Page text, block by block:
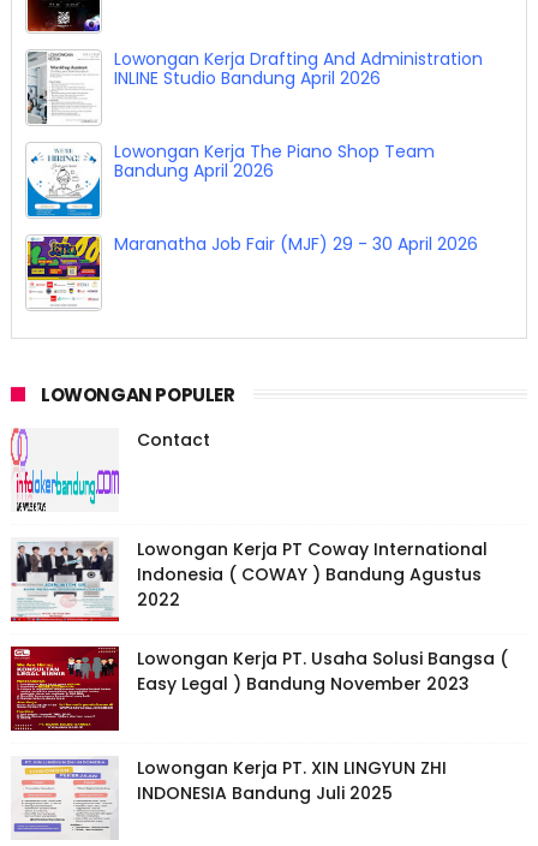
Lowongan Kerja Drafting And Administration
INLINE Studio Bandung April 2026
Lowongan Kerja The Piano Shop Team
Bandung April 2026
Maranatha Job Fair (MJF) 29 - 30 April 2026
LOWONGAN POPULER
Contact
Lowongan Kerja PT Coway International
Indonesia ( COWAY ) Bandung Agustus
2022
Lowongan Kerja PT. Usaha Solusi Bangsa (
Easy Legal ) Bandung November 2023
Lowongan Kerja PT. XIN LINGYUN ZHI
INDONESIA Bandung Juli 2025